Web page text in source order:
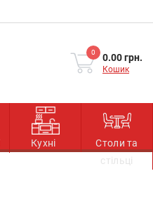
0 0.00 грн.
Кошик
Кухні
Столи та
стільці